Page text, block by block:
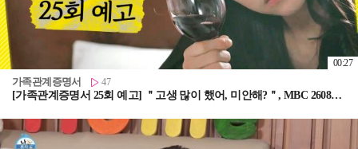
가족관계증명서 47
[가족관계증명서 25회 예고] ＂고생 많이 했어, 미안해?＂, MBC 260807 방송
00:27